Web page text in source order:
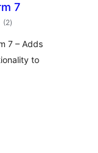
7
(2valoracións
totais
)
7 – Adds
to